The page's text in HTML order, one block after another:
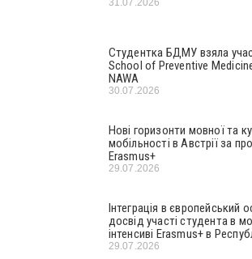
Студентка БДМУ взяла
School of Preventive
NAWA
30.07.2026
Нові горизонти мовної та
мобільності в Австрії за
Erasmus+
29.07.2026
Інтеграція в європейський
досвід участі студента в
інтенсиві Erasmus+ в
29.07.2026